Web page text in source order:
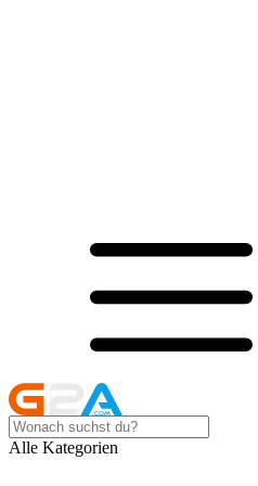
Alle Kategorien